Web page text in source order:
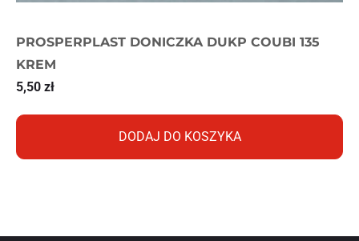
PROSPERPLAST DONICZKA DUKP COUBI 135
KREM
5,50 zł
DODAJ DO KOSZYKA